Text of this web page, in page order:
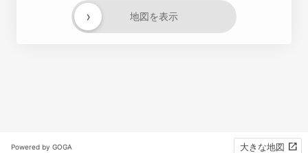
地図を表示
›
Powered by GOGA 大きな地図